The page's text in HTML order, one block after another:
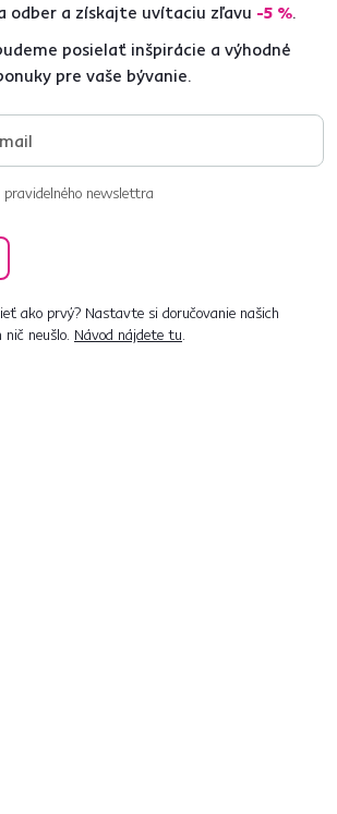
odber a získajte uvítaciu zľavu -5 %.
posielať inšpirácie a výhodné
pre vaše bývanie.
newslettra
ako prvý? Nastavte si doručovanie našich
neušlo. Návod nájdete tu.